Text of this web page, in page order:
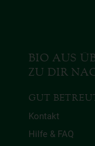
BIO AUS
ZU DIR
GUT
Kontakt
Hilfe & FAQ